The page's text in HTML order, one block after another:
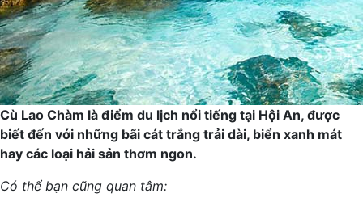
Cù Lao Chàm là điểm du lịch nổi tiếng tại Hội An, được
biết đến với những bãi cát trắng trải dài, biển xanh mát
hay các loại hải sản thơm ngon.
Có thể bạn cũng quan tâm: